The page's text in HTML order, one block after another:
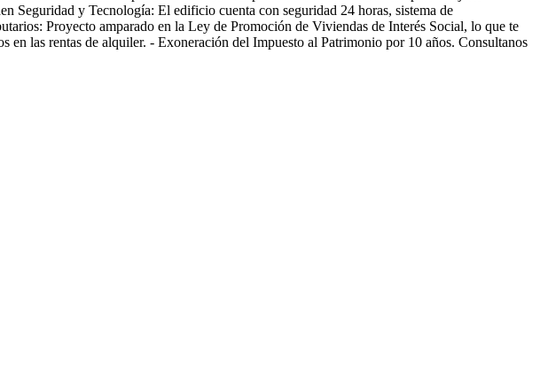
Seguridad y Tecnología: El edificio cuenta con seguridad 24 horas, sistema de
Proyecto amparado en la Ley de Promoción de Viviendas de Interés Social, lo que te
las rentas de alquiler. - Exoneración del Impuesto al Patrimonio por 10 años. Consultanos